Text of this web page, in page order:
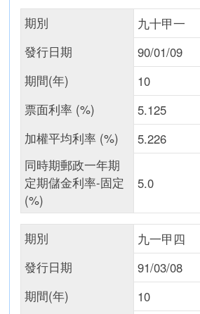
期別
九十甲一
發行日期
90/01/09
期間(年)
10
票面利率 (%)
5.125
加權平均利率 (%)
5.226
同時期郵政一年期
定期儲金利率-固定
(%)
5.0
期別
九一甲四
發行日期
91/03/08
期間(年)
10